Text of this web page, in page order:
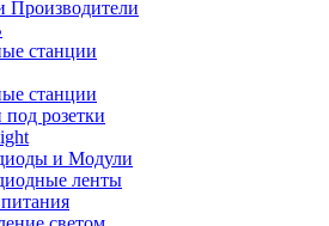
Производители
станции
станции
розетки
и Модули
ленты